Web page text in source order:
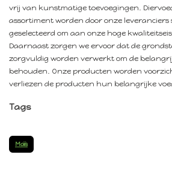
vrij van kunstmatige toevoegingen.
assortiment worden door onze leveranciers
geselecteerd om aan onze hoge
Daarnaast zorgen we ervoor dat de
zorgvuldig worden verwerkt om de
behouden. Onze producten worden
verliezen de producten hun belangrijke
Tags
Maïs